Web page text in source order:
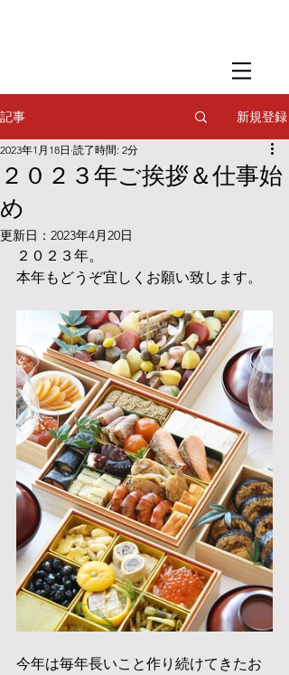
フードスタイリング
記事 新規登録
２０２３年ご挨拶＆仕事始
め
2023年1月18日 読了時間: 2分
更新日： 2023年4月20日
２０２３年。
本年もどうぞ宜しくお願い致します。
今年は毎年長いこと作り続けてきたお